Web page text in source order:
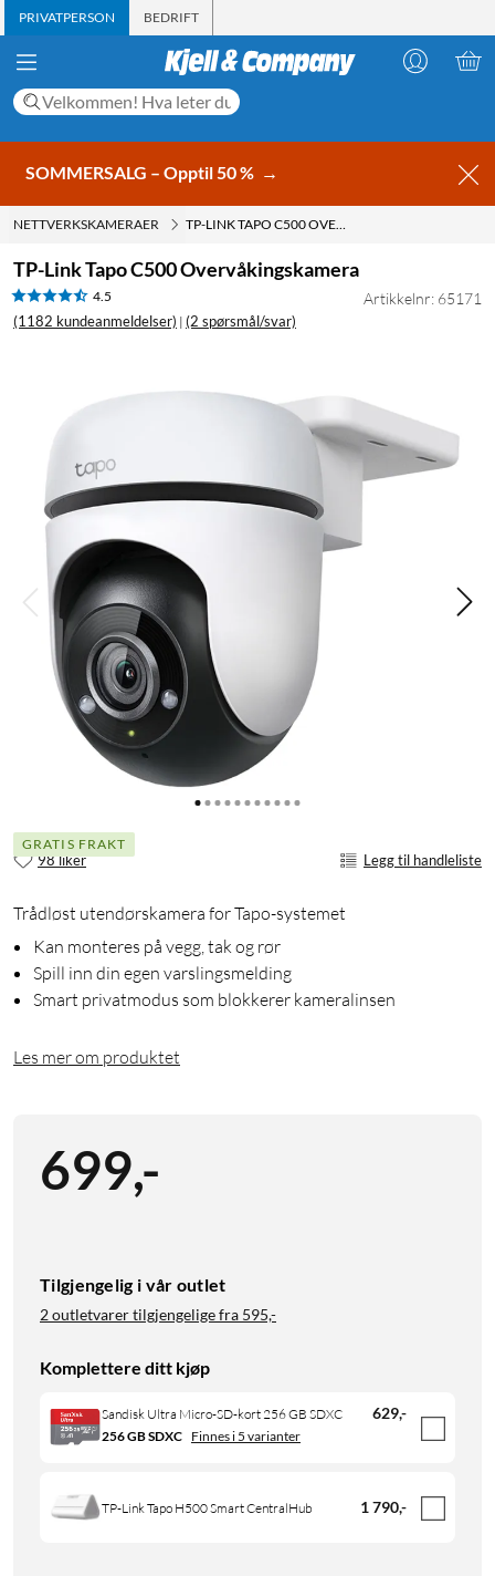
PRIVATPERSON BEDRIFT
SOMMERSALG – Opptil 50 % →
NETTVERKSKAMERAER TP-LINK TAPO C500 OVERVÅKINGSKAMERA
TP-Link Tapo C500 Overvåkingskamera
4.5
(1182 kundeanmeldelser) | (2 spørsmål/svar)
Artikkelnr: 65171
GRATIS FRAKT
98 liker Legg til handleliste
Trådløst utendørskamera for Tapo-systemet
Kan monteres på vegg, tak og rør
Spill inn din egen varslingsmelding
Smart privatmodus som blokkerer kameralinsen
Les mer om produktet
699,-
Tilgjengelig i vår outlet
2 outletvarer tilgjengelige fra 595,-
Komplettere ditt kjøp
Sandisk Ultra Micro-SD-kort 256 GB SDXC 629,-
256 GB SDXC Finnes i 5 varianter
TP-Link Tapo H500 Smart CentralHub 1 790,-